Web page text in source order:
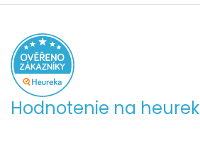
Hodnotenie na